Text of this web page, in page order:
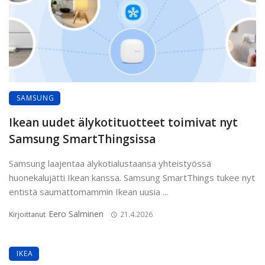
SAMSUNG
Ikean uudet älykotituotteet toimivat nyt
Samsung SmartThingsissa
Samsung laajentaa älykotialustaansa yhteistyössä
huonekalujätti Ikean kanssa. Samsung SmartThings tukee nyt
entistä saumattomammin Ikean uusia ...
Kirjoittanut Eero Salminen 21.4.2026
IKEA